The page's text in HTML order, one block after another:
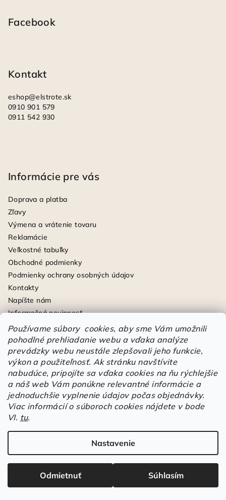
Používame súbory cookies, aby sme Vám umožnili
pohodlné prehliadanie webu a vďaka analýze
prevádzky webu neustále zlepšovali jeho funkcie,
výkon a použiteľnosť. Ak stránku navštívite
nabudúce, pripojíte sa vďaka cookies na ňu rýchlejšie
a náš web Vám ponúkne relevantné informácie a
jednoduchšie vyplnenie údajov počas objednávky.
Viac informácií o súboroch cookies nájdete v bode
VI. tu.
Nastavenie
Odmietnuť Súhlasím
Facebook
Kontakt
eshop@elstrote.sk
0910 901 579
0911 542 930
Informácie pre vás
Doprava a platba
Zľavy
Výmena a vrátenie tovaru
Reklamácie
Veľkostné tabuľky
Obchodné podmienky
Podmienky ochrany osobných údajov
Kontakty
Napíšte nám
Informačná povinnosť
Slovník pojmov
Hodnotenie obchodu
Blog
Ochrana pri práci počas leta: Ako
zvládnuť horúčavy bezpečne a pohodlne
Letné mesiace prinášajú nielen dlhšie dni a viac p...
Značky zamerané na udržateľnosť a